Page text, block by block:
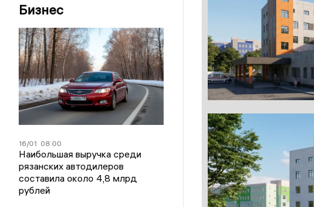
Бизнес
16/01 08:00
Наибольшая выручка среди
рязанских автодилеров
составила около 4,8 млрд
рублей